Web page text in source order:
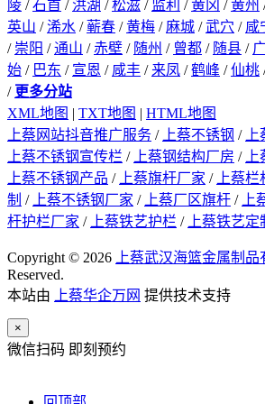
陵 /石首 / 洪湖 /松滋 / 监利 /黄冈 /黄州
英山 /浠水 /蕲春 /黄梅 / 麻城 /武穴 / 咸
/ 崇阳 /通山 /赤壁 / 随州 / 曾都 / 随县 /
始 / 巴东 / 宣恩 / 咸丰 / 来凤 /鹤峰 /仙桃
/ 更多分站
XML地图 | TXT地图 | HTML地图
上蔡网站抖音推广服务 / 上蔡不锈钢 /
上蔡不锈钢宣传栏 / 上蔡钢结构厂房 /
上蔡不锈钢产品 / 上蔡旗杆厂家 / 上蔡
制 / 上蔡不锈钢厂家 / 上蔡厂区旗杆 / 上
杆护栏厂家 / 上蔡铁艺护栏 / 上蔡铁艺定
Copyright © 2026 上蔡武汉海篮金属制品
Reserved.
本站由
上蔡华企万网 提供技术支持
×
微信扫码 即刻预约